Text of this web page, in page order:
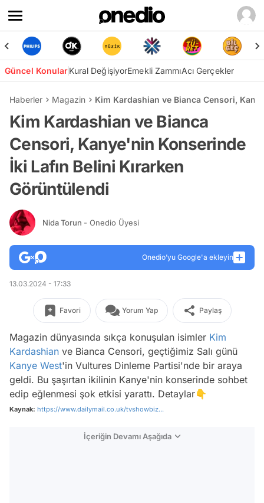
Güncel KonularKural DeğişiyorEmekli ZammıAcı Gerçekler
Haberler Magazin Kim Kardashian ve Bianca Censori,
Kim Kardashian ve Bianca
Censori, Kanye'nin Konserinde
İki Lafın Belini Kırarken
Görüntülendi
Nida Torun - Onedio Üyesi
Onedio’yu Google'a ekleyin
13.03.2024 - 17:33
Favori Yorum Yap Paylaş
Magazin dünyasında sıkça konuşulan isimler Kim
Kardashian ve Bianca Censori, geçtiğimiz Salı günü
Kanye West'in Vultures Dinleme Partisi'nde bir araya
geldi. Bu şaşırtan ikilinin Kanye'nin konserinde sohbet
edip eğlenmesi şok etkisi yarattı. Detaylar👇
Kaynak: https://www.dailymail.co.uk/tvshowbiz...
İçeriğin Devamı Aşağıda